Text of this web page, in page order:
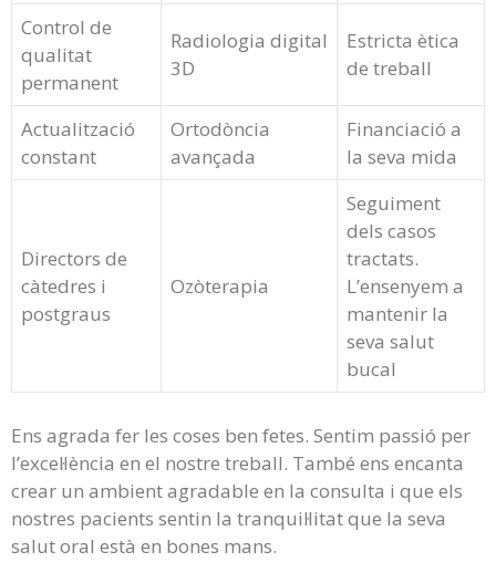
Control de
qualitat
permanent
Radiologia digital
3D
Estricta ètica
de treball
Actualització
constant
Ortodòncia
avançada
Financiació a
la seva mida
Directors de
càtedres i
postgraus
Ozòterapia
Seguiment
dels casos
tractats.
L’ensenyem a
mantenir la
seva salut
bucal
Ens agrada fer les coses ben fetes. Sentim passió per
l’excel·lència en el nostre treball. També ens encanta
crear un ambient agradable en la consulta i que els
nostres pacients sentin la tranquil·litat que la seva
salut oral està en bones mans.